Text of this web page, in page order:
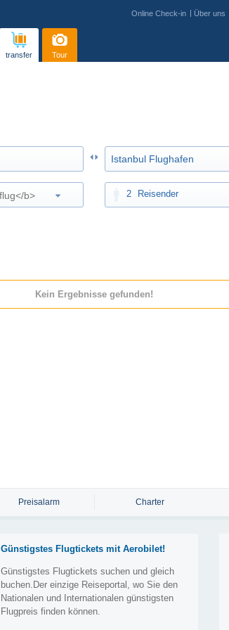
Online Check-in Über uns
transfer Tour
2 Reisender
Kein Ergebnisse gefunden!
Preisalarm Charter
Günstigstes Flugtickets mit Aerobilet!
Günstigstes Flugtickets suchen und gleich
buchen.Der einzige Reiseportal, wo Sie den
Nationalen und Internationalen günstigsten
Flugpreis finden können.